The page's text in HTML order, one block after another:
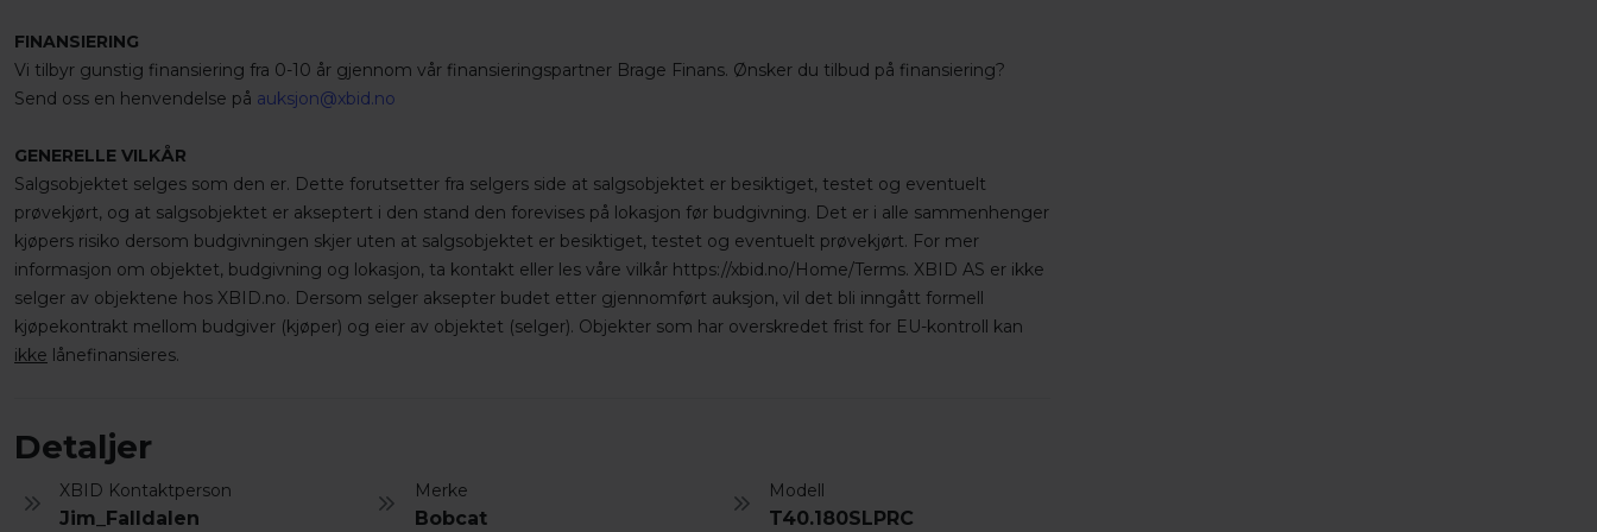
FINANSIERING
Vi tilbyr gunstig finansiering fra 0-10 år gjennom vår finansieringspartner Brage Finans. Ønsker du tilbud på finansiering?
Send oss en henvendelse på auksjon@xbid.no
GENERELLE VILKÅR
Salgsobjektet selges som den er. Dette forutsetter fra selgers side at salgsobjektet er besiktiget, testet og eventuelt
prøvekjørt, og at salgsobjektet er akseptert i den stand den forevises på lokasjon før budgivning. Det er i alle sammenhenger
kjøpers risiko dersom budgivningen skjer uten at salgsobjektet er besiktiget, testet og eventuelt prøvekjørt. For mer
informasjon om objektet, budgivning og lokasjon, ta kontakt eller les våre vilkår https://xbid.no/Home/Terms. XBID AS er ikke
selger av objektene hos XBID.no. Dersom selger aksepter budet etter gjennomført auksjon, vil det bli inngått formell
kjøpekontrakt mellom budgiver (kjøper) og eier av objektet (selger). Objekter som har overskredet frist for EU-kontroll kan
ikke lånefinansieres.
Detaljer
XBID Kontaktperson
Jim_Falldalen
Merke
Bobcat
Modell
T40.180SLPRC